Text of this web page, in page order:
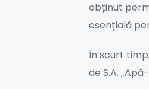
obținut
esențială
În scurt
de S.A.